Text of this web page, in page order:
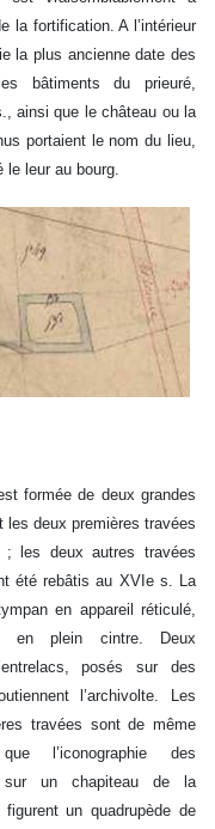
la fortification. A l’intérieur
la plus ancienne date des
bâtiments du prieuré,
ainsi que le château ou la
portaient le nom du lieu,
leur au bourg.
formée de deux grandes
les deux premières travées
les deux autres travées
été rebâtis au XVIe s. La
en appareil réticulé,
en plein cintre. Deux
posés sur des
l’archivolte. Les
travées sont de même
l’iconographie des
sur un chapiteau de la
un quadrupède de